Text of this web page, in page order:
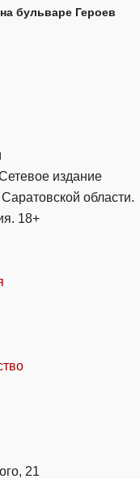
бульваре Героев
издание
области.
18+
21